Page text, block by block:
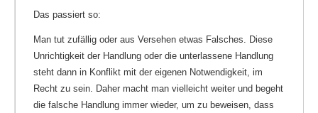
Das passiert so:
Man tut zufällig oder aus Versehen etwas Falsches. Diese
Unrichtigkeit der Handlung oder die unterlassene Handlung
steht dann in Konflikt mit der eigenen Notwendigkeit, im
Recht zu sein. Daher macht man vielleicht weiter und begeht
die falsche Handlung immer wieder, um zu beweisen, dass